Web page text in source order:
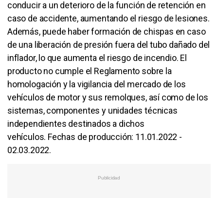
conducir a un deterioro de la función de retención en
caso de accidente, aumentando el riesgo de lesiones.
Además, puede haber formación de chispas en caso
de una liberación de presión fuera del tubo dañado del
inflador, lo que aumenta el riesgo de incendio. El
producto no cumple el Reglamento sobre la
homologación y la vigilancia del mercado de los
vehículos de motor y sus remolques, así como de los
sistemas, componentes y unidades técnicas
independientes destinados a dichos
vehículos. Fechas de producción: 11.01.2022 -
02.03.2022.